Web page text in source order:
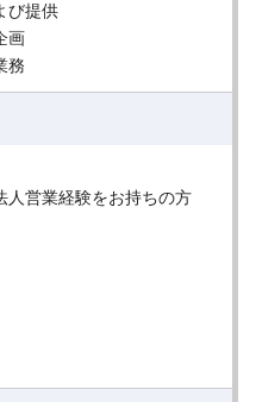
び提供
画
務
人営業経験をお持ちの方